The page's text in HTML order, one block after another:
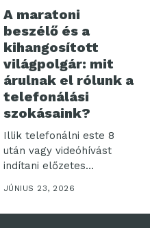
A maratoni
beszélő és a
kihangosított
világpolgár: mit
árulnak el rólunk a
telefonálási
szokásaink?
Illik telefonálni este 8
után vagy videóhívást
indítani előzetes
bejelentés nélkül? Bár...
JÚNIUS 23, 2026